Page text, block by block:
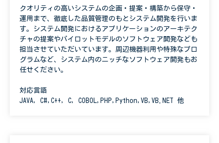
クオリティの高いシステムの企画・提案・構築から保守・
運用まで、徹底した品質管理のもとシステム開発を行いま
す。システム開発におけるアプリケーションのアーキテク
チャの提案やパイロットモデルのソフトウェア開発なども
担当させていただいています。周辺機器利用や特殊なプロ
グラムなど、システム内のニッチなソフトウェア開発もお
任せください。
対応言語
JAVA, C#,C++, C, COBOL,PHP,Python,VB,VB.NET 他